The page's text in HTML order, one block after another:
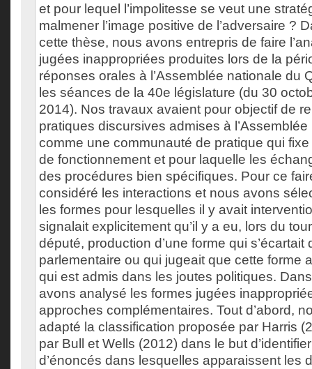
et pour lequel l’impolitesse se veut une
malmener l’image positive de l’adversaire ?
cette thèse, nous avons entrepris de faire
jugées inappropriées produites lors de la
réponses orales à l’Assemblée nationale du
les séances de la 40e législature (du 30
2014). Nos travaux avaient pour objectif de
pratiques discursives admises à
comme une communauté de pratique qui
de fonctionnement et pour laquelle les
des procédures bien spécifiques. Pour ce
considéré les interactions et nous avons
les formes pour lesquelles il y avait
signalait explicitement qu’il y a eu, lors du
député, production d’une forme qui s’écartait
parlementaire ou qui jugeait que cette forme
qui est admis dans les joutes politiques.
avons analysé les formes jugées
approches complémentaires. Tout d’abord,
adapté la classification proposée par Harris
par Bull et Wells (2012) dans le but
d’énoncés dans lesquelles apparaissent les